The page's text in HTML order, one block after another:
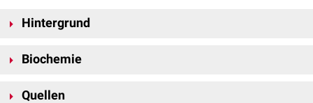
Hintergrund
benannt, der Patienten mit
Biochemie
handelt. Später fand man jedoch heraus, dass sie
Quellen